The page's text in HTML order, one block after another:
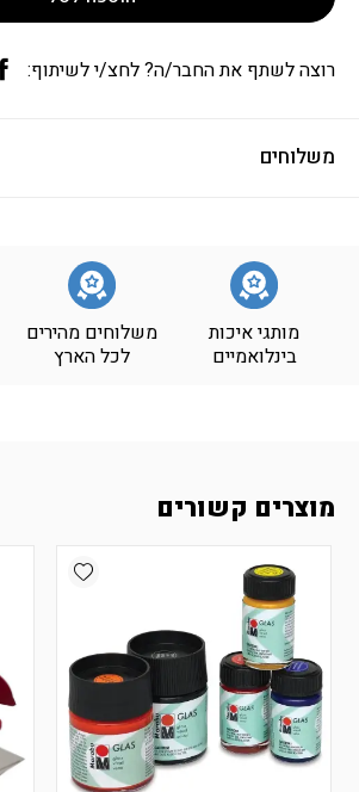
משלוחים
מותגי איכות
בינלואמיים
משלוחים מהירים
לכל הארץ
רוצה לשתף את החבר/ה? לחצ/י לשיתוף:
מוצרים קשורים
Add wishlist